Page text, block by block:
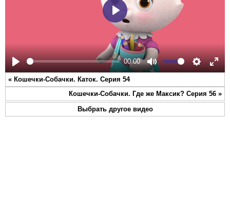
Play
00:00
Mute Settings
Play
« Кошечки-Собачки. Каток. Серия 54
Кошечки-Собачки. Где же Максик? Серия 56 »
Выбрать другое видео